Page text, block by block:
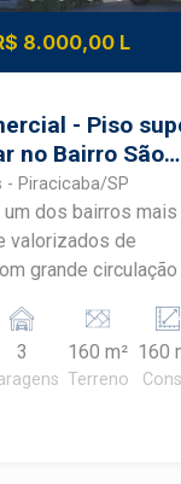
8.000,00 L
- Piso
no Bairro São
Piracicaba
- Piracicaba/SP
um dos bairros mais
valorizados de
grande circulação
está em
próximo à
escolas e
3 160 m²
Terreno
160